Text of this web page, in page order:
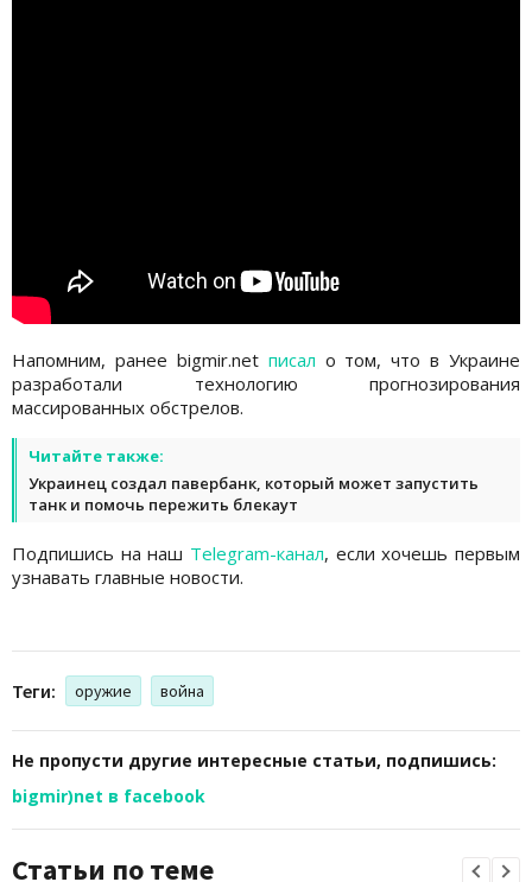
Напомним, ранее bigmir.net писал о том, что в Украине
разработали технологию прогнозирования
массированных обстрелов.
Читайте также:
Украинец создал павербанк, который может запустить
танк и помочь пережить блекаут
Подпишись на наш Telegram-канал, если хочешь первым
узнавать главные новости.
Теги: оружие война
Не пропусти другие интересные статьи, подпишись:
bigmir)net в facebook
Статьи по теме